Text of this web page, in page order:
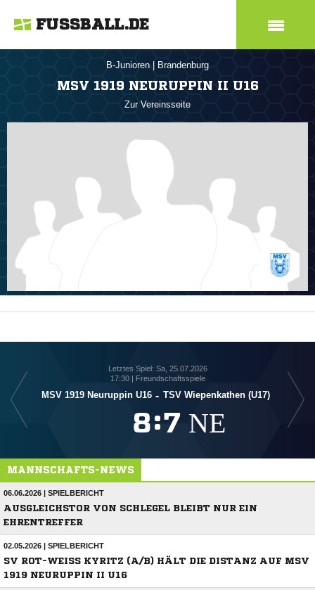
FUSSBALL.DE
B-Junioren Brandenburg
MSV 1919 NEURUPPIN II U16
Zur Vereinsseite
Letztes Spiel: Sa, 25.07.2026
17:30 | Freundschaftsspiele
MSV 1919 Neuruppin U16 - TSV Wiepenkathen (U17)
: NE
MANNSCHAFTS-NEWS
06.06.2026 | SPIELBERICHT
AUSGLEICHSTOR VON SCHLEGEL BLEIBT NUR EIN
EHRENTREFFER
02.05.2026 | SPIELBERICHT
SV ROT-WEISS KYRITZ (A/B) HÄLT DIE DISTANZ AUF MSV 1
919 NEURUPPIN II U16